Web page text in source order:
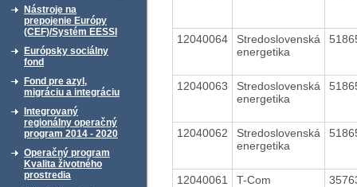
Nástroje na
prepojenie Európy
(CEF)/Systém EESSI
Európsky sociálny
fond
Fond pre azyl,
migráciu a integráciu
Integrovaný
regionálny operačný
program 2014 - 2020
Operačný program
Kvalita životného
prostredia
12040064
Stredoslovenská
energetika
12040063
Stredoslovenská
energetika
12040062
Stredoslovenská
energetika
12040061 T-Com